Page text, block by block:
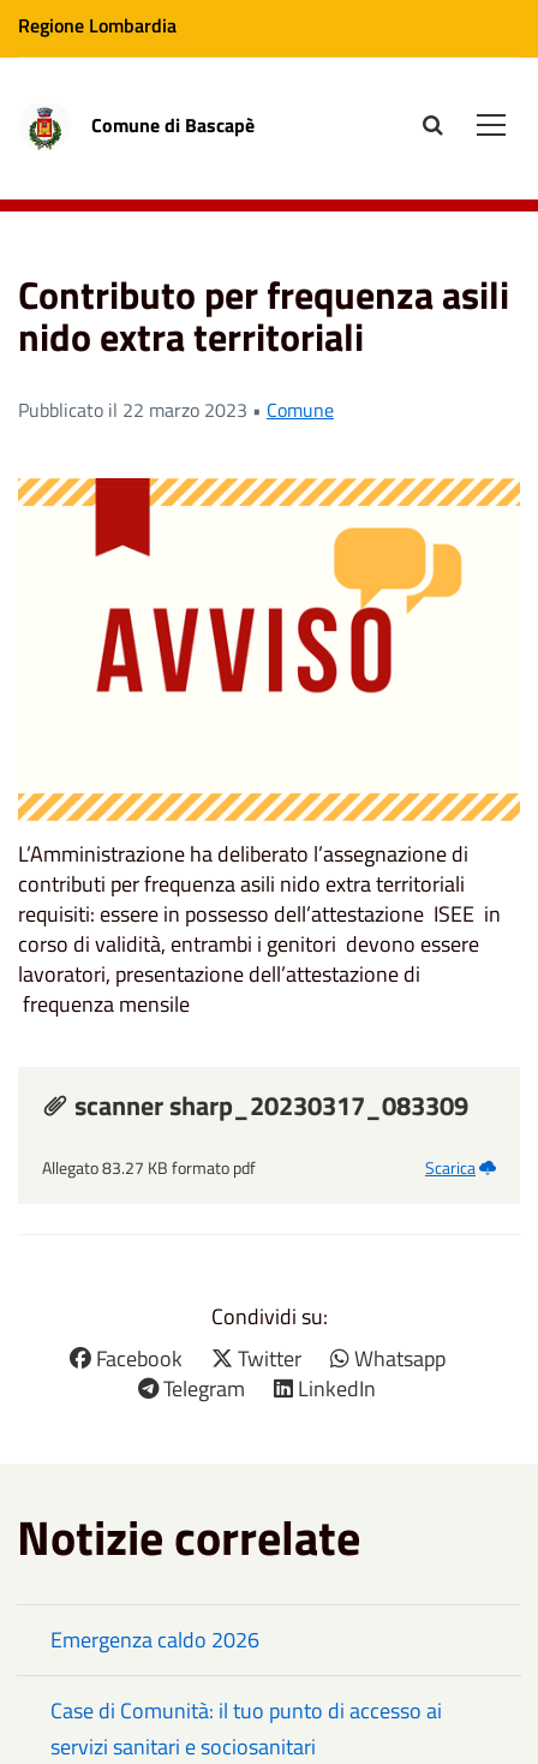
Regione Lombardia
Comune di Bascapè site.searc
territoriali
Contributo per frequenza asili
nido extra territoriali
Pubblicato il 22 marzo 2023 • Comune
L’Amministrazione ha deliberato l’assegnazione di
contributi per frequenza asili nido extra territoriali
requisiti: essere in possesso dell’attestazione ISEE in
corso di validità, entrambi i genitori devono essere
lavoratori, presentazione dell’attestazione di
frequenza mensile
scanner sharp_20230317_083309
Allegato 83.27 KB formato pdf Scarica
Condividi su:
Facebook
Twitter
Whatsapp
Telegram
LinkedIn
Notizie correlate
Emergenza caldo 2026
Case di Comunità: il tuo punto di accesso ai
servizi sanitari e sociosanitari